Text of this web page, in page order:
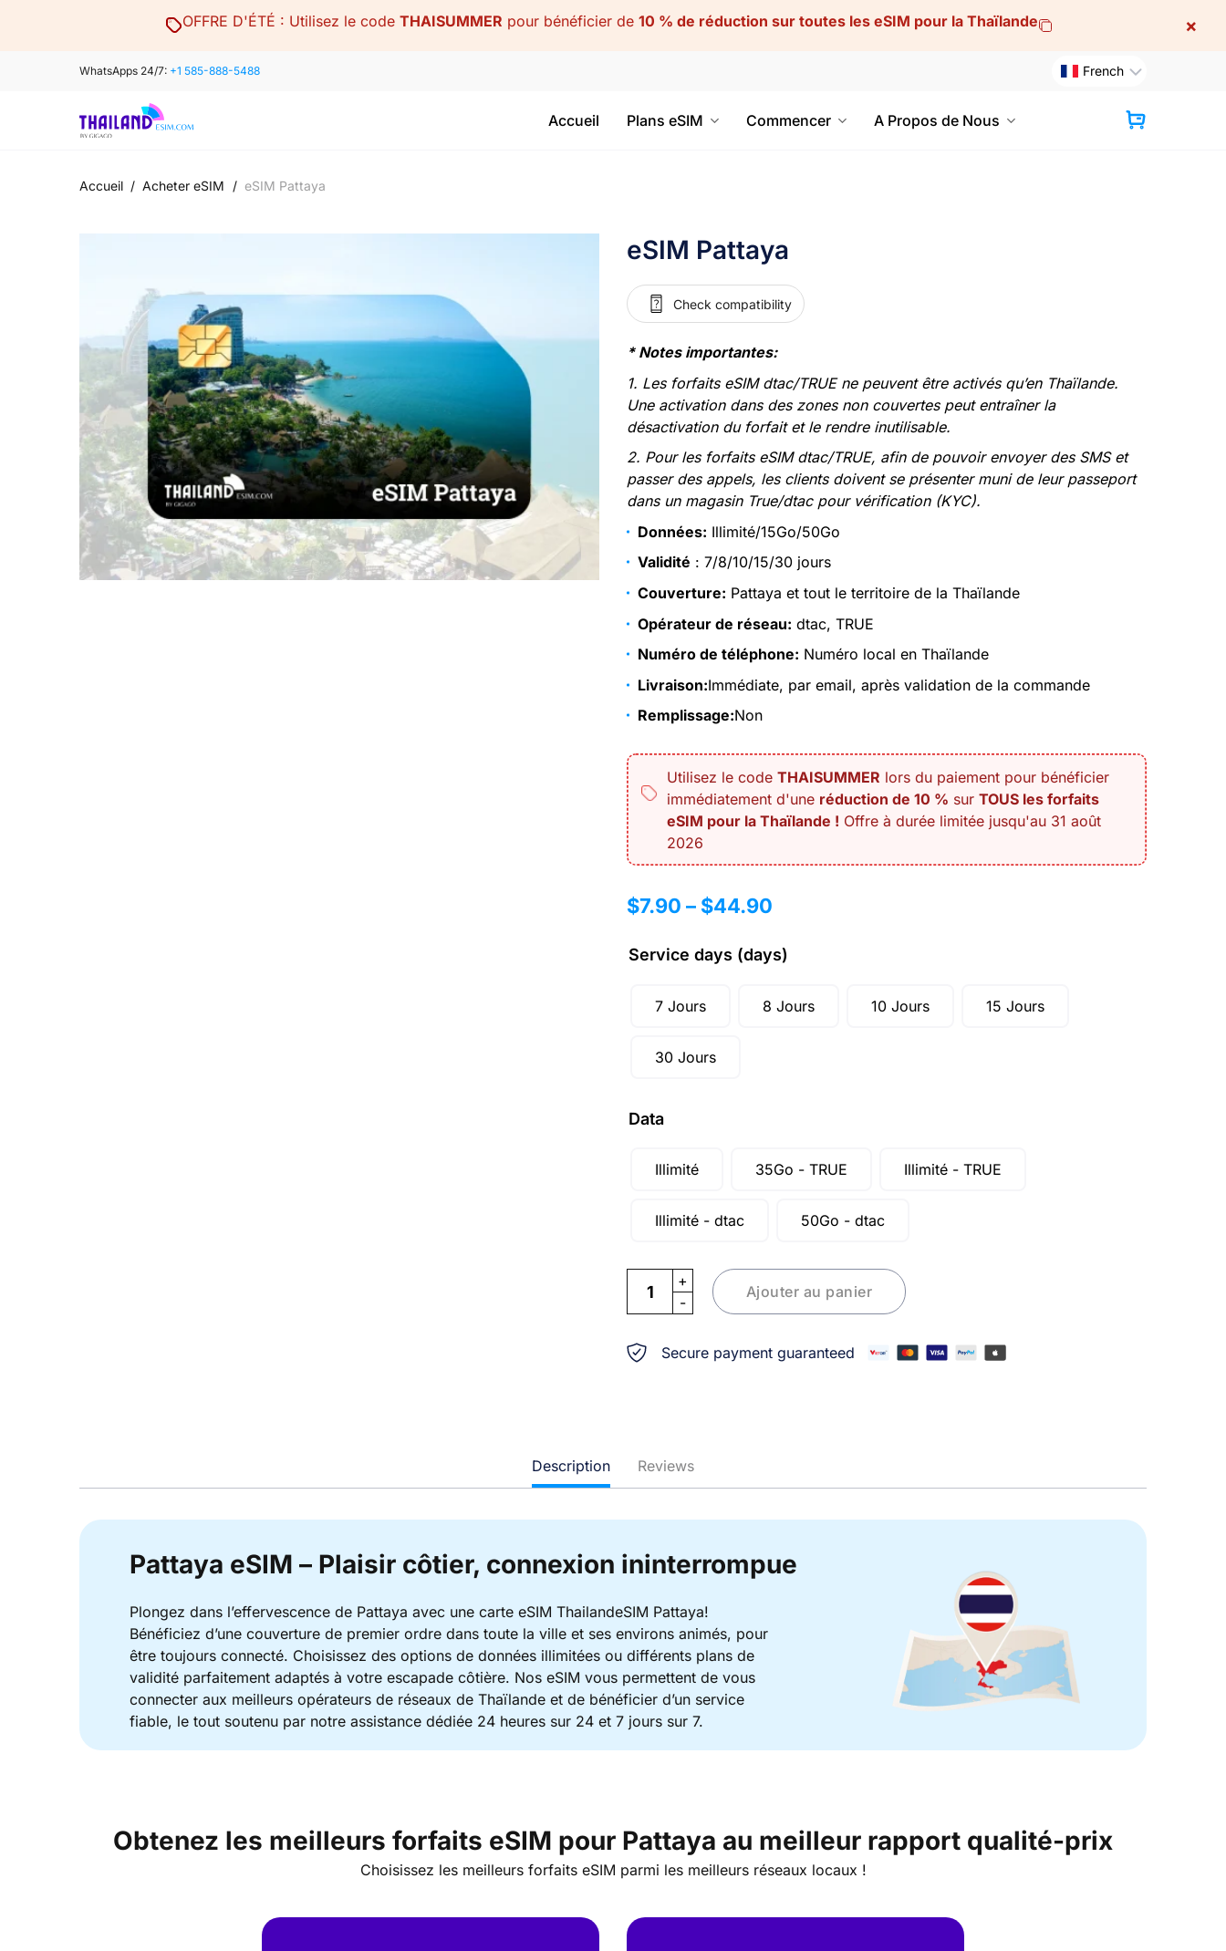
OFFRE D'ÉTÉ : Utilisez le code THAISUMMER pour bénéficier de 10 % de réduction sur toutes les eSIM pour la Thaïlande ×
WhatsApps 24/7: +1 585-888-5488 French
Accueil Plans eSIM Commencer A Propos de Nous
Accueil / Acheter eSIM / eSIM Pattaya
eSIM Pattaya
Check compatibility
* Notes importantes:
1. Les forfaits eSIM dtac/TRUE ne peuvent être activés qu’en Thaïlande.
Une activation dans des zones non couvertes peut entraîner la
désactivation du forfait et le rendre inutilisable.
2. Pour les forfaits eSIM dtac/TRUE, afin de pouvoir envoyer des SMS et
passer des appels, les clients doivent se présenter muni de leur passeport
dans un magasin True/dtac pour vérification (KYC).
Données: Illimité/15Go/50Go
Validité : 7/8/10/15/30 jours
Couverture: Pattaya et tout le territoire de la Thaïlande
Opérateur de réseau: dtac, TRUE
Numéro de téléphone: Numéro local en Thaïlande
Livraison:Immédiate, par email, après validation de la commande
Remplissage:Non
Utilisez le code THAISUMMER lors du paiement pour bénéficier
immédiatement d'une réduction de 10 % sur TOUS les forfaits
eSIM pour la Thaïlande ! Offre à durée limitée jusqu'au 31 août
2026
$7.90 – $44.90
Service days (days)
7 Jours 8 Jours 10 Jours 15 Jours
30 Jours
Data
Illimité 35Go - TRUE Illimité - TRUE
Illimité - dtac 50Go - dtac
eSIM Pattaya quantity
Ajouter au panier
Secure payment guaranteed
Description Reviews
Pattaya eSIM – Plaisir côtier, connexion ininterrompue
Plongez dans l’effervescence de Pattaya avec une carte eSIM ThailandeSIM Pattaya!
Bénéficiez d’une couverture de premier ordre dans toute la ville et ses environs animés, pour
être toujours connecté. Choisissez des options de données illimitées ou différents plans de
validité parfaitement adaptés à votre escapade côtière. Nos eSIM vous permettent de vous
connecter aux meilleurs opérateurs de réseaux de Thaïlande et de bénéficier d’un service
fiable, le tout soutenu par notre assistance dédiée 24 heures sur 24 et 7 jours sur 7.
Obtenez les meilleurs forfaits eSIM pour Pattaya au meilleur rapport qualité-prix
Choisissez les meilleurs forfaits eSIM parmi les meilleurs réseaux locaux !